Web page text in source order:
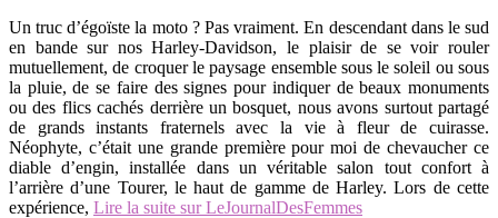
Un truc d’égoïste la moto ? Pas vraiment. En descendant dans le sud
en bande sur nos Harley-Davidson, le plaisir de se voir rouler
mutuellement, de croquer le paysage ensemble sous le soleil ou sous
la pluie, de se faire des signes pour indiquer de beaux monuments
ou des flics cachés derrière un bosquet, nous avons surtout partagé
de grands instants fraternels avec la vie à fleur de cuirasse.
Néophyte, c’était une grande première pour moi de chevaucher ce
diable d’engin, installée dans un véritable salon tout confort à
l’arrière d’une Tourer, le haut de gamme de Harley. Lors de cette
expérience, Lire la suite sur LeJournalDesFemmes